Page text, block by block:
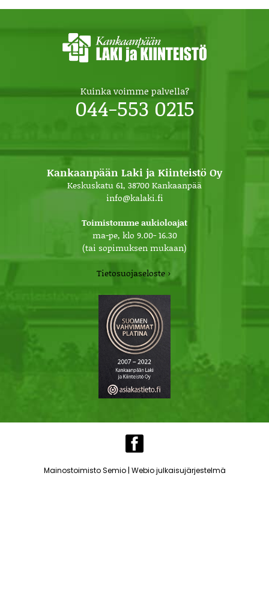
Kuinka voimme palvella?
044-553 0215
Kankaanpään Laki ja Kiinteistö Oy
Keskuskatu 61, 38700 Kankaanpää
info@kalaki.fi
Toimistomme aukioloajat
ma-pe, klo 9.00- 16.30
(tai sopimuksen mukaan)
Tietosuojaseloste ›
Mainostoimisto Semio| Webio julkaisujärjestelmä